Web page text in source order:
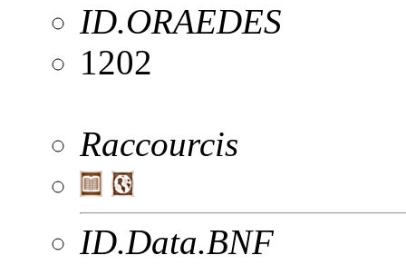
ID.ORAEDES
1202
Raccourcis
ID.Data.BNF